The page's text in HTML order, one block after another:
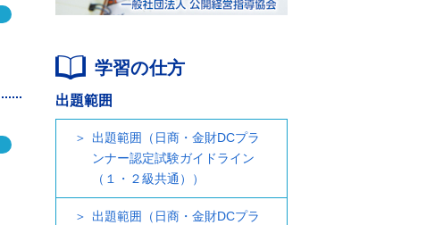
学習の仕方
出題範囲
出題範囲（日商・金財DCプラ
ンナー認定試験ガイドライン
（１・２級共通））
出題範囲（日商・金財DCプラ